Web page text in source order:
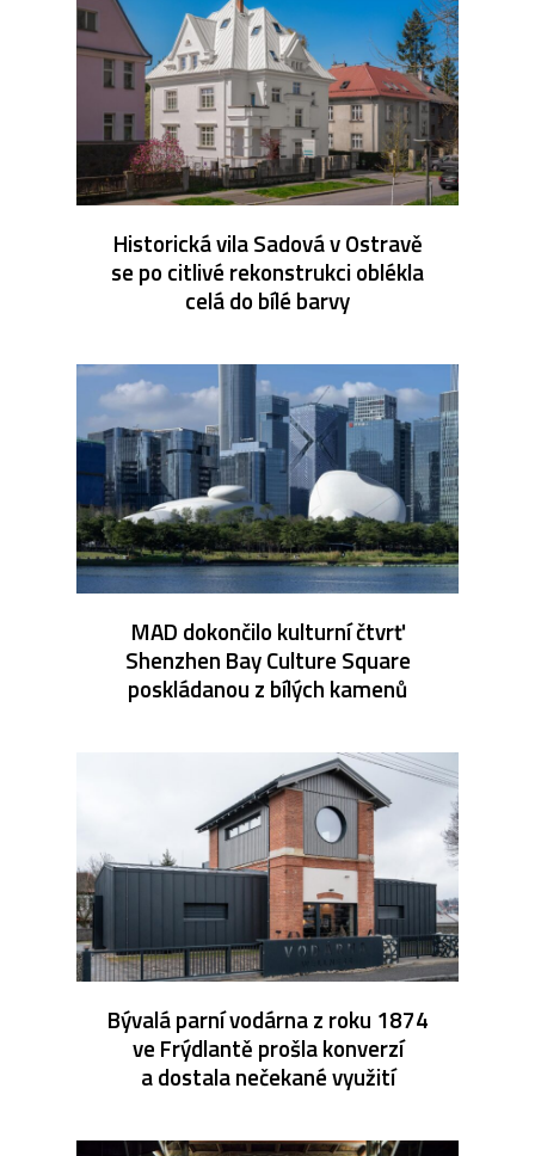
Historická vila Sadová v Ostravě
se po citlivé rekonstrukci oblékla
celá do bílé barvy
MAD dokončilo kulturní čtvrť
Shenzhen Bay Culture Square
poskládanou z bílých kamenů
Bývalá parní vodárna z roku 1874
ve Frýdlantě prošla konverzí
a dostala nečekané využití